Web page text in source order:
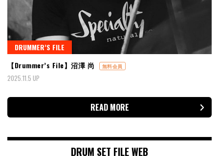
DRUMMER’S FILE
【Drummer’s File】沼澤 尚
無料会員
2025.11.5 UP
READ MORE
DRUM SET FILE WEB